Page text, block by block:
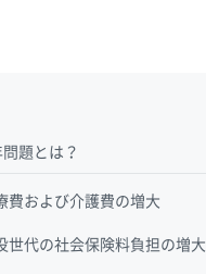
題とは？
費および介護費の増大
世代の社会保険料負担の増大